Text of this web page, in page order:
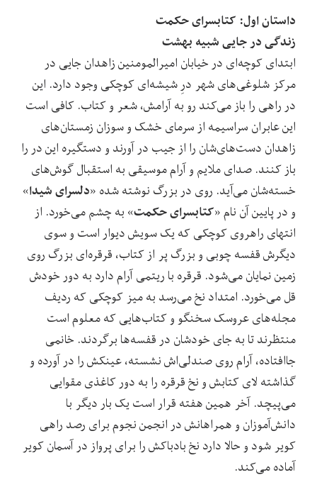
داستان اول: کتابسرای حکمت
زندگی در جایی شبیه بهشت
ابتدای کوچه‌ای در خیابان امیرالمومنین زاهدان جایی در
مرکز شلوغی‌های شهر درِ شیشه‌ای کوچکی وجود دارد. این
در راهی را باز می‌کند رو به آرامش، شعر و کتاب. کافی است
این عابران سراسیمه از سرمای خشک و سوزان زمستان‌های
زاهدان دست‌های‌شان را از جیب در آورند و دستگیره این در را
باز کنند. صدای ملایم و آرام موسیقی به استقبال گوش‌های
خسته‌شان می‌آید. روی در بزرگ نوشته شده «دلسرای شیدا»
و در پایین آن نام «کتابسرای حکمت» به چشم می‌خورد. از
انتهای راهروی کوچکی که یک سویش دیوار است و سوی
دیگرش قفسه چوبی و بزرگ پر از کتاب، قرقره‌ای بزرگ روی
زمین نمایان می‌شود. قرقره با ریتمی آرام دارد به دور خودش
قل می‌خورد. امتداد نخ می‌رسد به میز کوچکی که ردیف
مجله‌های عروسک سخنگو و کتاب‌هایی که معلوم است
منتظرند تا به جای خودشان در قفسه‌ها برگردند. خانمی
جاافتاده، آرام روی صندلی‌اش نشسته، عینکش را در آورده و
گذاشته لای کتابش و نخ قرقره را به دور کاغذی مقوایی
می‌پیچد. آخر همین هفته قرار است یک بار دیگر با
دانش‌آموزان و همراهانش در انجمن نجوم برای رصد راهی
کویر شود و حالا دارد نخ بادباکش را برای پرواز در آسمان کویر
آماده می‌کند.